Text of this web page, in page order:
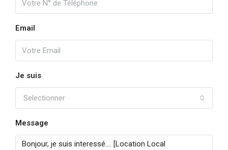
Email
Je suis
Selectionner
Message